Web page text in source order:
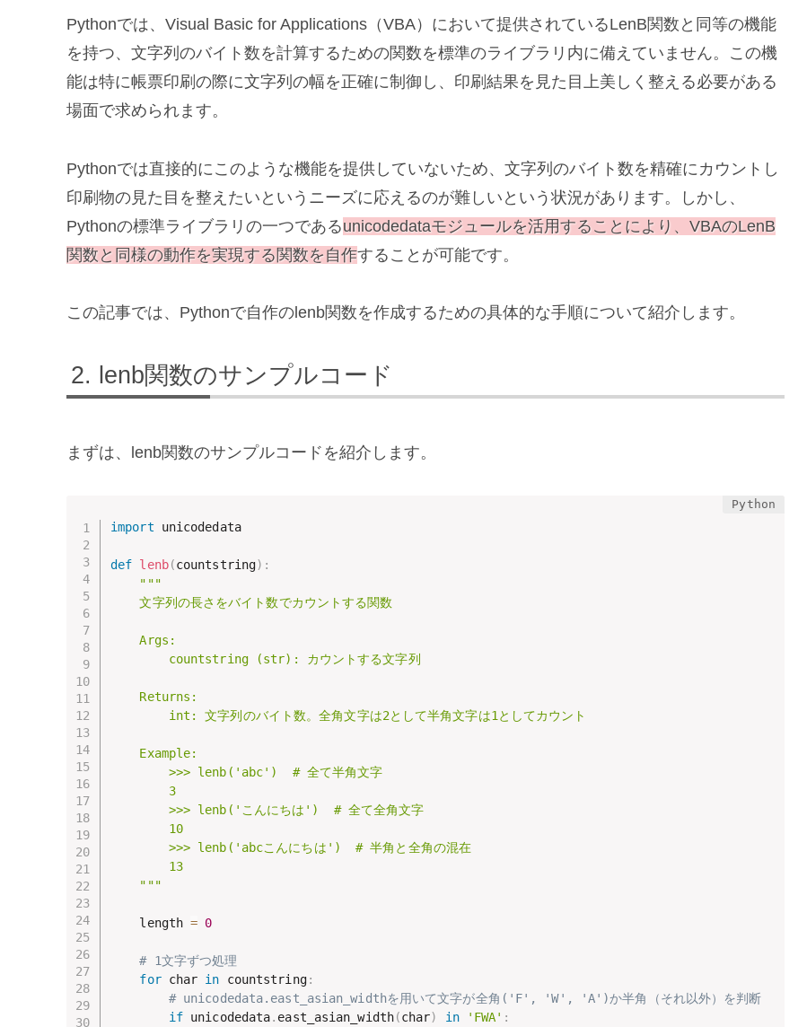
Pythonでは、Visual Basic for Applications（VBA）において提供されているLenB関数と同等の機能
を持つ、文字列のバイト数を計算するための関数を標準のライブラリ内に備えていません。この機
能は特に帳票印刷の際に文字列の幅を正確に制御し、印刷結果を見た目上美しく整える必要がある
場面で求められます。
Pythonでは直接的にこのような機能を提供していないため、文字列のバイト数を精確にカウントし
印刷物の見た目を整えたいというニーズに応えるのが難しいという状況があります。しかし、
Pythonの標準ライブラリの一つであるunicodedataモジュールを活用することにより、VBAのLenB
関数と同様の動作を実現する関数を自作することが可能です。
この記事では、Pythonで自作のlenb関数を作成するための具体的な手順について紹介します。
lenb関数のサンプルコード
まずは、lenb関数のサンプルコードを紹介します。
import unicodedata
def lenb(countstring) :
"""
    文字列の長さをバイト数でカウントする関数
    Args:
        countstring (str): カウントする文字列
    Returns:
        int: 文字列のバイト数。全角文字は2として半角文字は1としてカウント
    Example:
        >>> lenb('abc')  # 全て半角文字
        3
        >>> lenb('こんにちは')  # 全て全角文字
        10
        >>> lenb('abcこんにちは')  # 半角と全角の混在
        13
    """
    length
= 0
# 1文字ずつ処理
for char in countstring:
# unicodedata.east_asian_widthを用いて文字が全角('F', 'W', 'A')か半角（それ以外）を判断
if unicodedata. east_asian_width(char) in 'FWA' :